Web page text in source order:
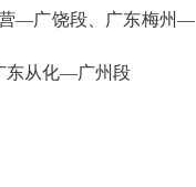
—广饶段、广东梅州—
东从化—广州段